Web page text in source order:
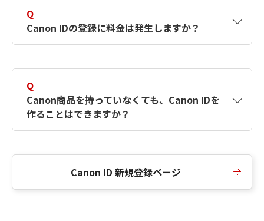
択したサービスから取得します。アカウントを
簡単に作成できるように、この情報を使用して
Canon IDの登録フォームを入力します。
Q
Canon IDの登録に料金は発生しますか？
Q
Canon商品を持っていなくても、Canon IDを
作ることはできますか？
Canon ID 新規登録ページ